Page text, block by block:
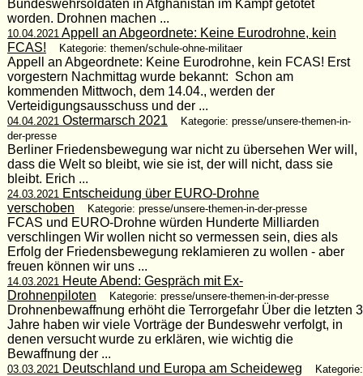
Bundeswehrsoldaten in Afghanistan im Kampf getötet
worden. Drohnen machen ...
10.04.2021 Appell an Abgeordnete: Keine Eurodrohne, kein
FCAS!
Kategorie: themen/schule-ohne-militaer
Appell an Abgeordnete: Keine Eurodrohne, kein FCAS! Erst
vorgestern Nachmittag wurde bekannt: Schon am
kommenden Mittwoch, dem 14.04., werden der
Verteidigungsausschuss und der ...
04.04.2021 Ostermarsch 2021
Kategorie: presse/unsere-themen-in-
der-presse
Berliner Friedensbewegung war nicht zu übersehen Wer will,
dass die Welt so bleibt, wie sie ist, der will nicht, dass sie
bleibt. Erich ...
24.03.2021 Entscheidung über EURO-Drohne
verschoben
Kategorie: presse/unsere-themen-in-der-presse
FCAS und EURO-Drohne würden Hunderte Milliarden
verschlingen Wir wollen nicht so vermessen sein, dies als
Erfolg der Friedensbewegung reklamieren zu wollen - aber
freuen können wir uns ...
14.03.2021 Heute Abend: Gespräch mit Ex-
Drohnenpiloten
Kategorie: presse/unsere-themen-in-der-presse
Drohnenbewaffnung erhöht die Terrorgefahr Über die letzten 3
Jahre haben wir viele Vorträge der Bundeswehr verfolgt, in
denen versucht wurde zu erklären, wie wichtig die
Bewaffnung der ...
03.03.2021 Deutschland und Europa am Scheideweg
Kategorie: